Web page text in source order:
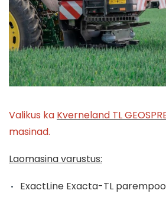
Valikus ka Kverneland TL
masinad.
Laomasina varustus:
ExactLine Exacta-TL